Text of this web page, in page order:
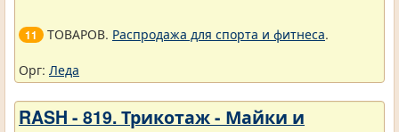
11 ТОВАРОВ. Распродажа для спорта и фитнеса.
Орг: Леда
RASH - 819. Трикотаж - Майки и